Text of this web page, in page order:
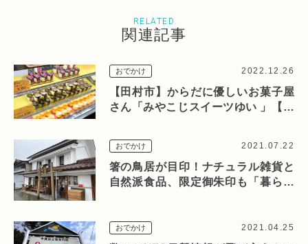
RELATED
関連記事
おでかけ 2022.12.26
【田村市】からだに優しいお菓子屋
さん「みやこじスイーツゆい 」【本
「みずいろ公園」
おでかけ 2021.07.22
箸の鳥居が目印！ナチュラル雑貨と
自然派食品、限定御朱印も「暮らし
おでかけ 2021.04.25